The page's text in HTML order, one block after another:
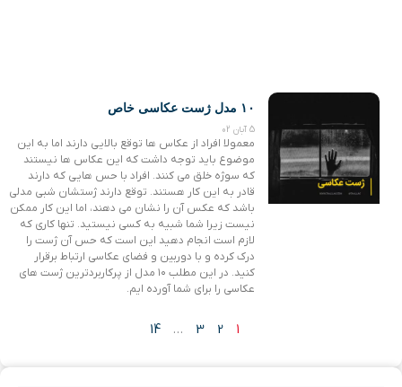
۱۰ مدل ژست عکاسی خاص
5 آبان 02
معمولا افراد از عکاس ها توقع بالایی دارند اما به این
موضوع باید توجه داشت که این عکاس ها نیستند
که سوژه خلق می کنند. افراد با حس هایی که دارند
قادر به این کار هستند. توقع دارند ژستشان شبی مدلی
باشد که عکس آن را نشان می دهند، اما این کار ممکن
نیست زیرا شما شبیه به کسی نیستید. تنها کاری که
لازم است انجام دهید این است که حس آن ژست را
درک کرده و با دوربین و فضای عکاسی ارتباط برقرار
کنید. در این مطلب ۱۰ مدل از پرکاربردترین ژست های
عکاسی را برای شما آورده ایم.
1
2
3
…
14